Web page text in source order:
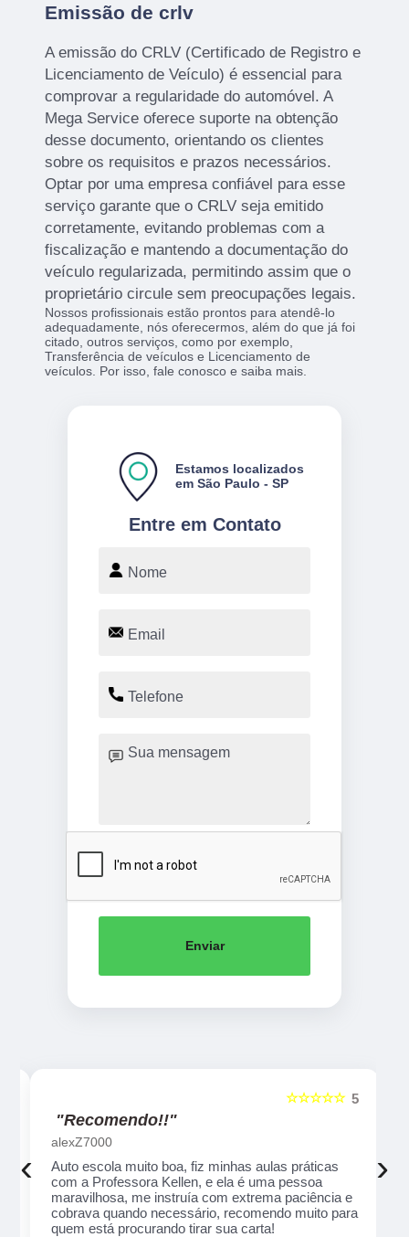
Emissão de crlv
A emissão do CRLV (Certificado de Registro e
Licenciamento de Veículo) é essencial para
comprovar a regularidade do automóvel. A
Mega Service oferece suporte na obtenção
desse documento, orientando os clientes
sobre os requisitos e prazos necessários.
Optar por uma empresa confiável para esse
serviço garante que o CRLV seja emitido
corretamente, evitando problemas com a
fiscalização e mantendo a documentação do
veículo regularizada, permitindo assim que o
proprietário circule sem preocupações legais.
Nossos profissionais estão prontos para atendê-lo
adequadamente, nós oferecermos, além do que já foi
citado, outros serviços, como por exemplo,
Transferência de veículos e Licenciamento de
veículos. Por isso, fale conosco e saiba mais.
Entre em Contato
Estamos localizados
em São Paulo - SP
Enviar
5
☆☆☆☆☆
"Recomendo!!"
alexZ7000
Auto escola muito boa, fiz minhas aulas práticas
com a Professora Kellen, e ela é uma pessoa
maravilhosa, me instruía com extrema paciência e
cobrava quando necessário, recomendo muito para
quem está procurando tirar sua carta!
‹ ›